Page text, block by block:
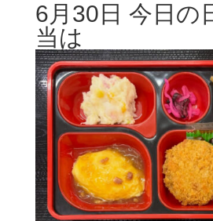
6月30日 今日の
当は